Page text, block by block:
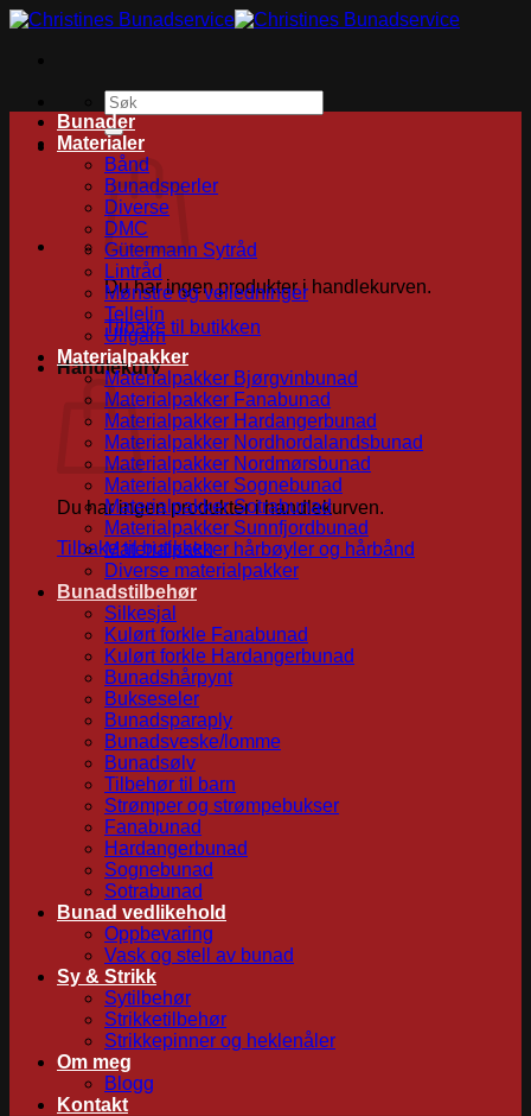
Skip
Søk
etter:
Du har ingen produkter i handlekurven.
Tilbake til butikken
Handlekurv
Du har ingen produkter i handlekurven.
Tilbake til butikken
Bunader
Materialer
Bånd
Bunadsperler
Diverse
DMC
Gütermann Sytråd
Lintråd
Mønstre og veiledninger
Tellelin
Ullgarn
Materialpakker
Materialpakker Bjørgvinbunad
Materialpakker Fanabunad
Materialpakker Hardangerbunad
Materialpakker Nordhordalandsbunad
Materialpakker Nordmørsbunad
Materialpakker Sognebunad
Materialpakker Sotrabunad
Materialpakker Sunnfjordbunad
Materialpakker hårbøyler og hårbånd
Diverse materialpakker
Bunadstilbehør
Silkesjal
Kulørt forkle Fanabunad
Kulørt forkle Hardangerbunad
Bunadshårpynt
Bukseseler
Bunadsparaply
Bunadsveske/lomme
Bunadsølv
Tilbehør til barn
Strømper og strømpebukser
Fanabunad
Hardangerbunad
Sognebunad
Sotrabunad
Bunad vedlikehold
Oppbevaring
Vask og stell av bunad
Sy & Strikk
Sytilbehør
Strikketilbehør
Strikkepinner og heklenåler
Om meg
Blogg
Kontakt